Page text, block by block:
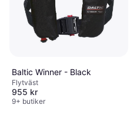
Baltic Winner - Black
Flytväst
955 kr
9+ butiker